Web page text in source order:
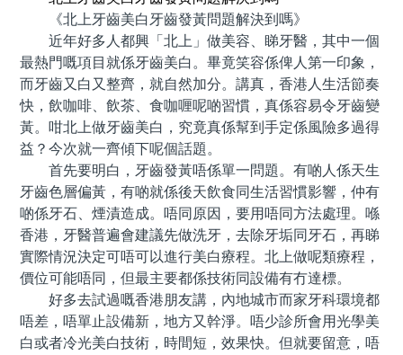
《北上牙齒美白牙齒發黃問題解決到嗎》
近年好多人都興「北上」做美容、睇牙醫，其中一個
最熱門嘅項目就係牙齒美白。畢竟笑容係俾人第一印象，
而牙齒又白又整齊，就自然加分。講真，香港人生活節奏
快，飲咖啡、飲茶、食咖喱呢啲習慣，真係容易令牙齒變
黃。咁北上做牙齒美白，究竟真係幫到手定係風險多過得
益？今次就一齊傾下呢個話題。
首先要明白，牙齒發黃唔係單一問題。有啲人係天生
牙齒色層偏黃，有啲就係後天飲食同生活習慣影響，仲有
啲係牙石、煙漬造成。唔同原因，要用唔同方法處理。喺
香港，牙醫普遍會建議先做洗牙，去除牙垢同牙石，再睇
實際情況決定可唔可以進行美白療程。北上做呢類療程，
價位可能唔同，但最主要都係技術同設備有冇達標。
好多去試過嘅香港朋友講，內地城市而家牙科環境都
唔差，唔單止設備新，地方又幹淨。唔少診所會用光學美
白或者冷光美白技術，時間短，效果快。但就要留意，唔